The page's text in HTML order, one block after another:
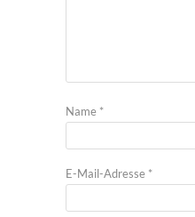
Name *
E-Mail-Adresse *